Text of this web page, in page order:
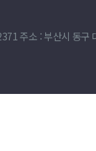
주소 : 부산시 동